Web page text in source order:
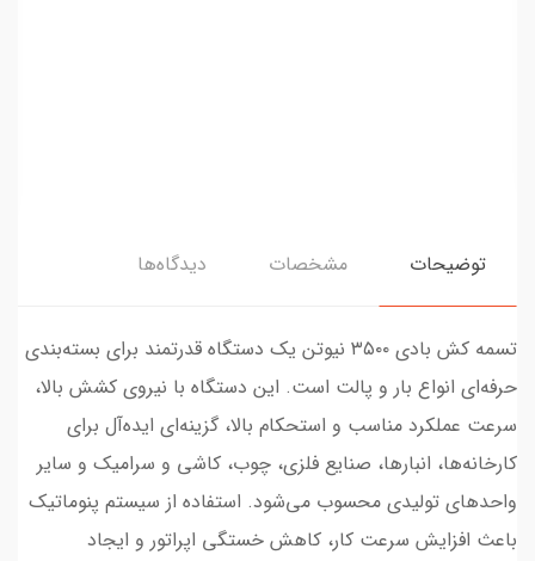
توضیحات مشخصات دیدگاه‌ها
تسمه کش بادی ۳۵۰۰ نیوتن یک دستگاه قدرتمند برای بسته‌بندی
حرفه‌ای انواع بار و پالت است. این دستگاه با نیروی کشش بالا،
سرعت عملکرد مناسب و استحکام بالا، گزینه‌ای ایده‌آل برای
کارخانه‌ها، انبارها، صنایع فلزی، چوب، کاشی و سرامیک و سایر
واحدهای تولیدی محسوب می‌شود. استفاده از سیستم پنوماتیک
باعث افزایش سرعت کار، کاهش خستگی اپراتور و ایجاد